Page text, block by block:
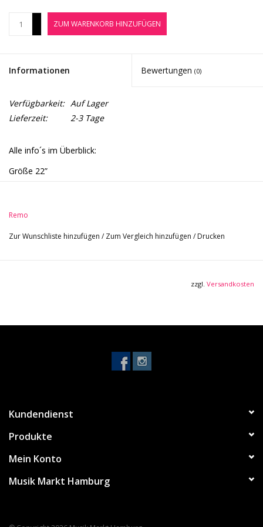
Jobbörse
Marken
ZUM WARENKORB HINZUFÜGEN
Informationen Bewertungen (0)
Verfügbarkeit: Auf Lager
Lieferzeit:
2-3 Tage
Alle info´s im Überblick:
Größe 22”
offener Sound
auch als ideales Resonanzfell verwendbar
Remo
Zur Wunschliste hinzufügen / Zum Vergleich hinzufügen / Drucken
zzgl. Versandkosten
Kundendienst
Produkte
Mein Konto
Musik Markt Hamburg